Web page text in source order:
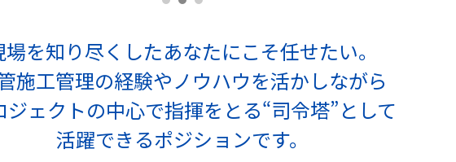
場を知り尽くしたあなたにこそ任せたい。
施工管理の経験やノウハウを活かしながら
ジェクトの中心で指揮をとる“司令塔”として
活躍できるポジションです。